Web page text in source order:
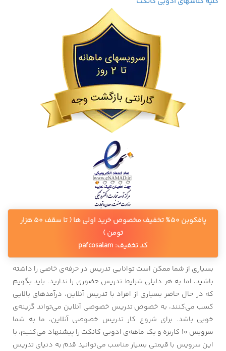
پافکوبن 50% تخفیف مخصوص خرید اولی ها ( تا سقف 50 هزار
تومن )
کد تخفیف: pafcosalam
بسیاری از شما ممکن است توانایی تدریس در حرفه‌ی خاصی را داشته
باشید، اما به هر دلیلی شرایط تدریس حضوری را ندارید. باید بگویم
که در حال حاضر بسیاری از افراد با تدریس آنلاین، درآمدهای بالایی
کسب می‌کنند، به خصوص تدریس خصوصی آنلاین می‌تواند گزینه‌ی
خوبی باشد. برای شروع کار تدریس خصوصی آنلاین، ما به شما
سرویس 10 کاربره و یک ماهه‌ی ادوبی کانکت را پیشنهاد می‌کنیم، با
این سرویس با قیمتی بسیار مناسب می‌توانید قدم به دنیای تدریس